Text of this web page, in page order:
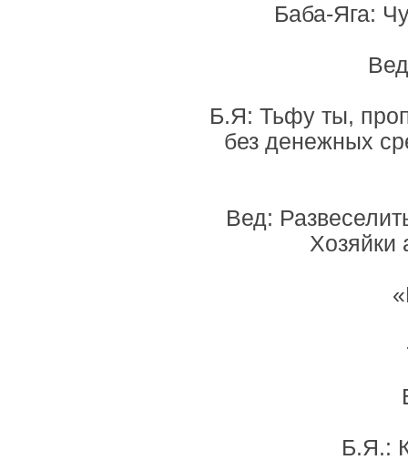
Баба-Яга:
Б.Я: Тьфу ты,
без денежных
Вед:
Хозяйки
Б.Я.: